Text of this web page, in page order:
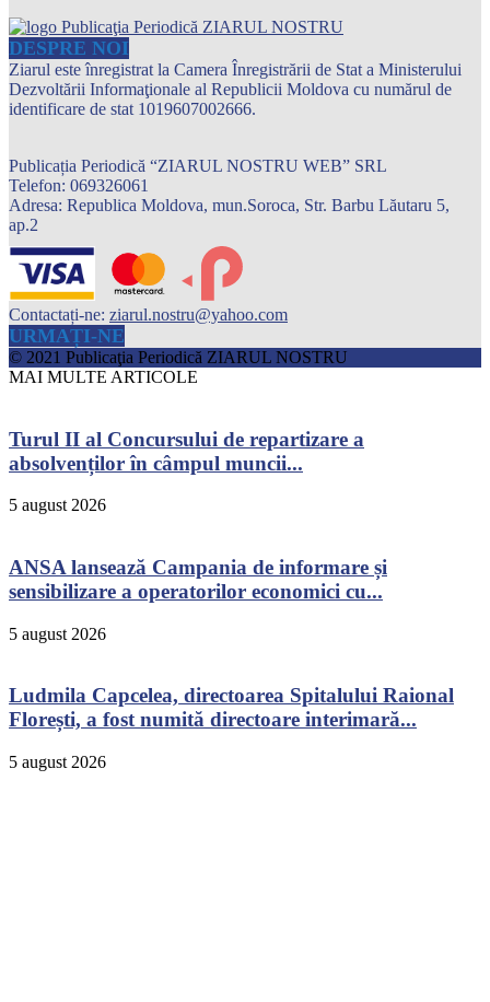
DESPRE NOI
Ziarul este înregistrat la Camera Înregistrării de Stat a Ministerului
Dezvoltării Informaţionale al Republicii Moldova cu numărul de
identificare de stat 1019607002666.
Publicația Periodică “ZIARUL NOSTRU WEB” SRL
Telefon: 069326061
Adresa: Republica Moldova, mun.Soroca, Str. Barbu Lăutaru 5,
ap.2
Contactați-ne: ziarul.nostru@yahoo.com
URMAȚI-NE
© 2021 Publicaţia Periodică ZIARUL NOSTRU
MAI MULTE ARTICOLE
Turul II al Concursului de repartizare a
absolvenților în câmpul muncii...
5 august 2026
ANSA lansează Campania de informare și
sensibilizare a operatorilor economici cu...
5 august 2026
Ludmila Capcelea, directoarea Spitalului Raional
Florești, a fost numită directoare interimară...
5 august 2026